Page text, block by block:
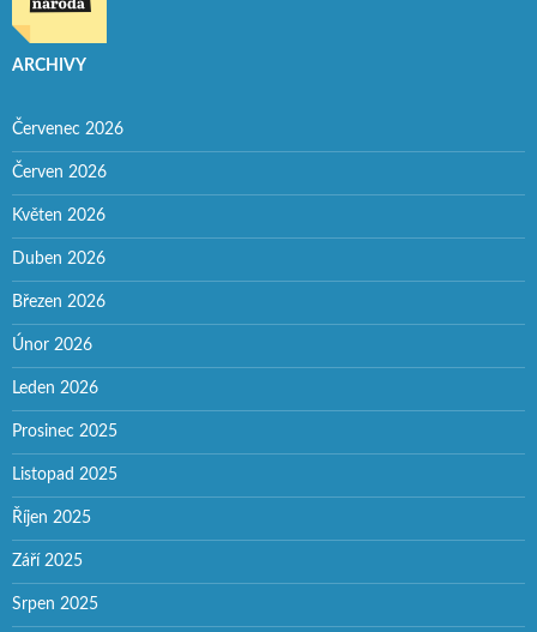
ARCHIVY
Červenec 2026
Červen 2026
Květen 2026
Duben 2026
Březen 2026
Únor 2026
Leden 2026
Prosinec 2025
Listopad 2025
Říjen 2025
Září 2025
Srpen 2025